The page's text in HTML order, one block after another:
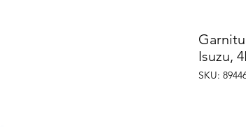
Isuzu,
SKU: